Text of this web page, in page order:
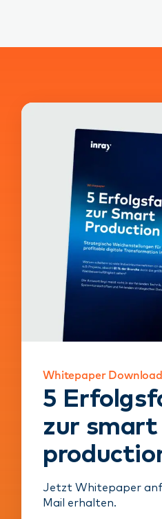
Whitepaper Download
5
zur smart
Jetzt Whitepaper
Mail erhalten.